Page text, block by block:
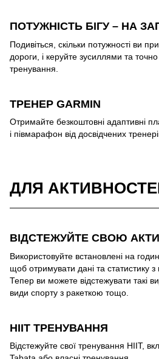
ПОТУЖНІСТЬ БІГУ – НА
Подивіться, скільки потужності ви
дороги, і керуйте зусиллями та
тренування.
ТРЕНЕР GARMIN
Отримайте безкоштовні адаптивні
і півмарафон від досвідчених
ДЛЯ
ВІДСТЕЖУЙТЕ СВОЮ
Використовуйте встановлені на
щоб отримувати дані та статистику з
Тепер ви можете відстежувати такі
види спорту з ракеткою тощо.
HIIT ТРЕНУВАННЯ
Відстежуйте свої тренування HIIT,